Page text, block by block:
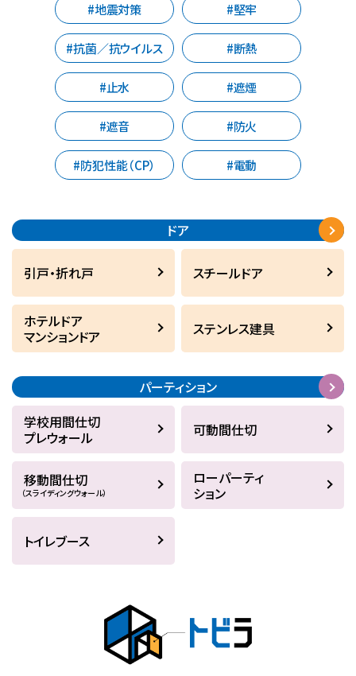
#地震対策 #堅牢
#抗菌／抗ウイルス #断熱
#止水 #遮煙
#遮音 #防火
#防犯性能（CP） #電動
ドア
引戸・折れ戸 スチールドア
ホテルドア
マンションドア
ステンレス建具
パーティション
学校用間仕切
プレウォール
可動間仕切
移動間仕切
（スライディングウォール）
ローパーティ
ション
トイレブース